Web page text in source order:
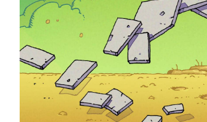
Flatland Éditeur